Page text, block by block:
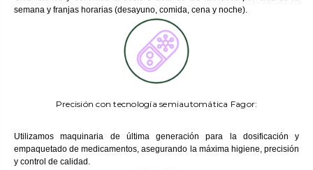
semana y franjas horarias (desayuno, comida, cena y noche).
Precisión con tecnología semiautomática Fagor:
Utilizamos maquinaria de última generación para la dosificación y
empaquetado de medicamentos, asegurando la máxima higiene, precisión
y control de calidad.